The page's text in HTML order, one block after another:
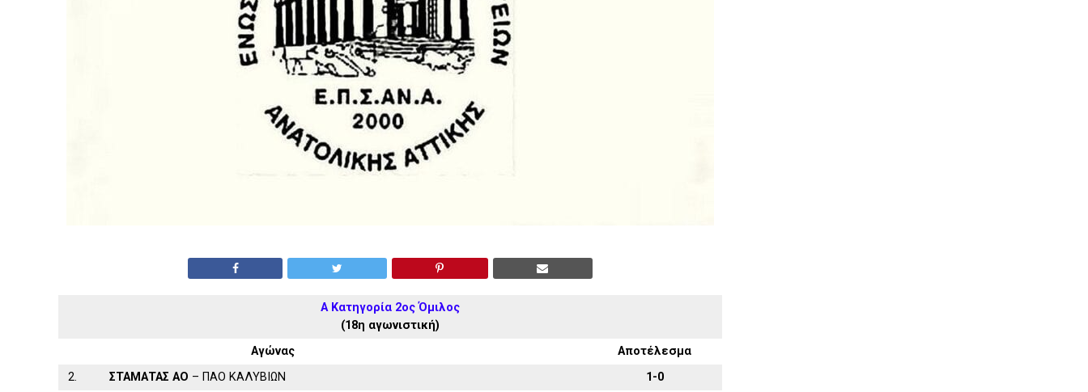
Α Κατηγορία 2ος Όμιλος
(18η αγωνιστική)
Αγώνας
Αποτέλεσμα
2.
ΣΤΑΜΑΤΑΣ ΑΟ – ΠΑΟ ΚΑΛΥΒΙΩΝ
1-0